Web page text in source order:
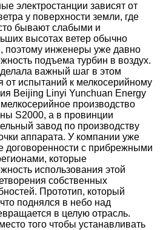
электростанции зависят от
у поверхности земли, где
бывают слабыми и
высотах ветер обычно
поэтому инженеры уже давно
подъема турбин в воздух.
важный шаг в этом
от испытаний к мелкосерийному
Beijing Linyi Yunchuan Energy
производство
S2000, а в провинции
завод по производству
аппарата. У компании уже
договоренности с прибрежными
которые
использования этой
собственных
Прототип, который
поднялся в небо над
в целую отрасль.
того чтобы устанавливать